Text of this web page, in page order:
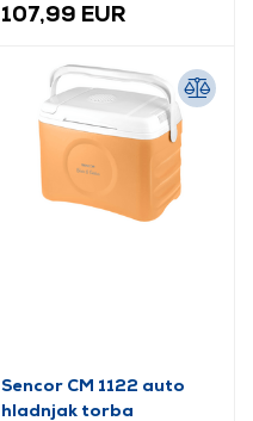
107,99 EUR
Sencor CM 1122 auto
hladnjak torba